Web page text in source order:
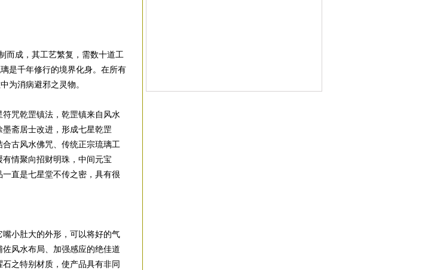
而成，其工艺繁复，需数十道工
是千年修行的境界化身。在所有
为消病避邪之灵物。
咒乾罡镇法，乾罡镇来自风水
斋居士改进，形成七星乾罡
古风水佛咒、传统正宗琉璃工
情聚向招财明珠，中间元宝
直是七星堂不传之密，具有很
小肚大的外形，可以将好的气
风水布局、加强感应的绝佳道
之特别材质，使产品具有非同